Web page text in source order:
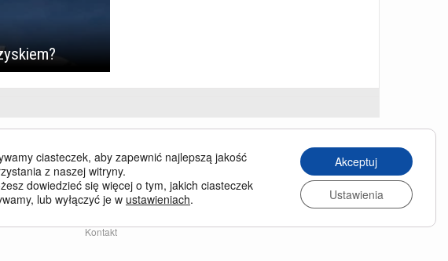
BUSINESS TRAVELLER
Business Traveller in English
Archiwum wydań
Prenumerata
Kontakt
ciasteczek, aby zapewnić najlepszą jakość
z naszej witryny.
dowiedzieć się więcej o tym, jakich ciasteczek
lub wyłączyć je w ustawieniach.
Akceptuj
Ustawienia